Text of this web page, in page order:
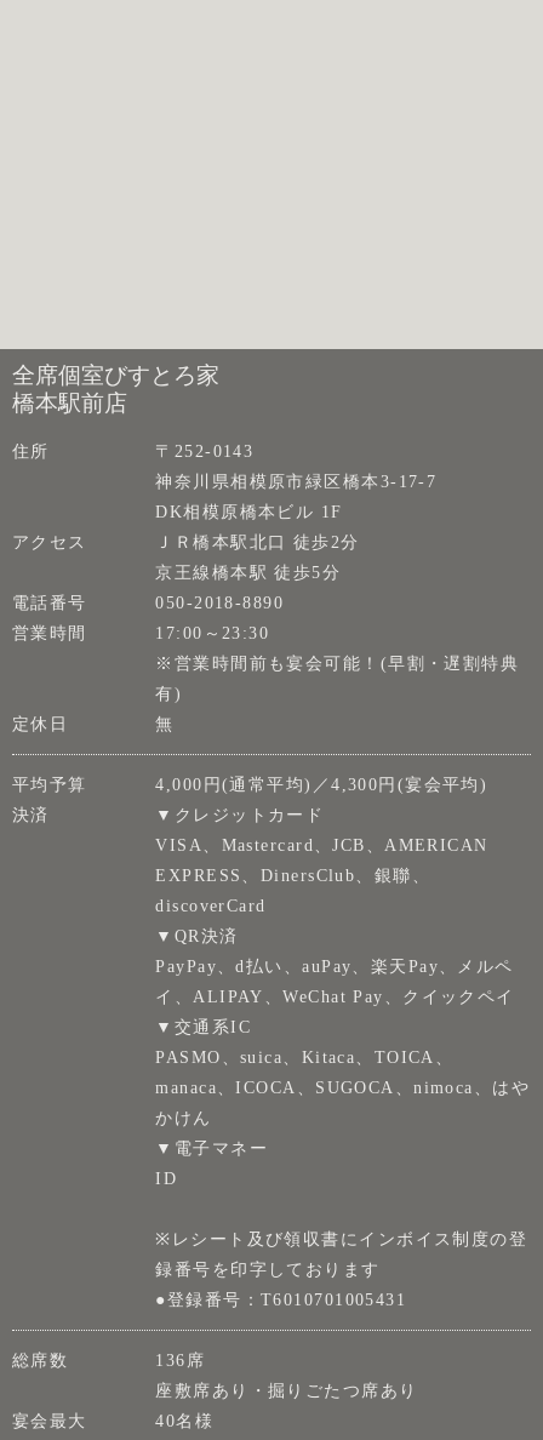
全席個室びすとろ家
橋本駅前店
住所
〒252-0143
神奈川県相模原市緑区橋本3-17-7
DK相模原橋本ビル 1F
アクセス
ＪＲ橋本駅北口 徒歩2分
京王線橋本駅 徒歩5分
電話番号
050-2018-8890
営業時間
17:00～23:30
※営業時間前も宴会可能！(早割・遅割特典
有)
定休日
無
平均予算
4,000円(通常平均)／4,300円(宴会平均)
決済
▼クレジットカード
VISA、Mastercard、JCB、AMERICAN
EXPRESS、DinersClub、銀聯、
discoverCard
▼QR決済
PayPay、d払い、auPay、楽天Pay、メルペ
イ、ALIPAY、WeChat Pay、クイックペイ
▼交通系IC
PASMO、suica、Kitaca、TOICA、
manaca、ICOCA、SUGOCA、nimoca、はや
かけん
▼電子マネー
ID
※レシート及び領収書にインボイス制度の登
録番号を印字しております
●登録番号：T6010701005431
総席数
136席
座敷席あり・掘りごたつ席あり
宴会最大
40名様